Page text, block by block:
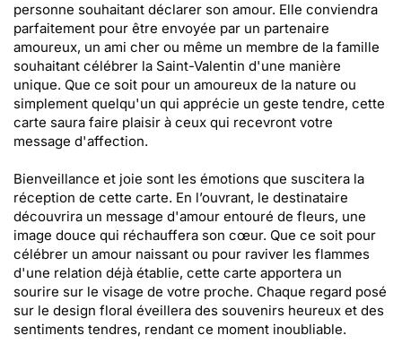
personne souhaitant déclarer son amour. Elle conviendra
parfaitement pour être envoyée par un partenaire
amoureux, un ami cher ou même un membre de la famille
souhaitant célébrer la Saint-Valentin d'une manière
unique. Que ce soit pour un amoureux de la nature ou
simplement quelqu'un qui apprécie un geste tendre, cette
carte saura faire plaisir à ceux qui recevront votre
message d'affection.
Bienveillance et joie sont les émotions que suscitera la
réception de cette carte. En l’ouvrant, le destinataire
découvrira un message d'amour entouré de fleurs, une
image douce qui réchauffera son cœur. Que ce soit pour
célébrer un amour naissant ou pour raviver les flammes
d'une relation déjà établie, cette carte apportera un
sourire sur le visage de votre proche. Chaque regard posé
sur le design floral éveillera des souvenirs heureux et des
sentiments tendres, rendant ce moment inoubliable.